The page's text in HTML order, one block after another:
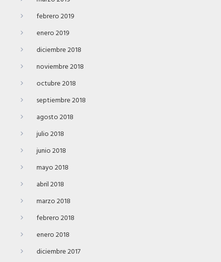
febrero 2019
enero 2019
diciembre 2018
noviembre 2018
octubre 2018
septiembre 2018
agosto 2018
julio 2018
junio 2018
mayo 2018
abril 2018
marzo 2018
febrero 2018
enero 2018
diciembre 2017